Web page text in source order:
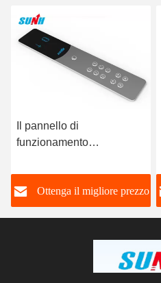
Il pannello di
funzionamento
dell'elevatore del
poliziotto dell'automobile
di plastica del pannello
Ottenga il migliore prezzo